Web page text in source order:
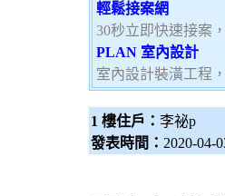
輕鬆接案網
30秒立即快速接案
PLAN 室內設計
室內設計裝潢工程
1 樓住戶： 李祕p
發表時間： 2020-04-